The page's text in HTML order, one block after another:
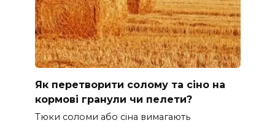
Як перетворити солому та сіно на
кормові гранули чи пелети?
Тюки соломи або сіна вимагають